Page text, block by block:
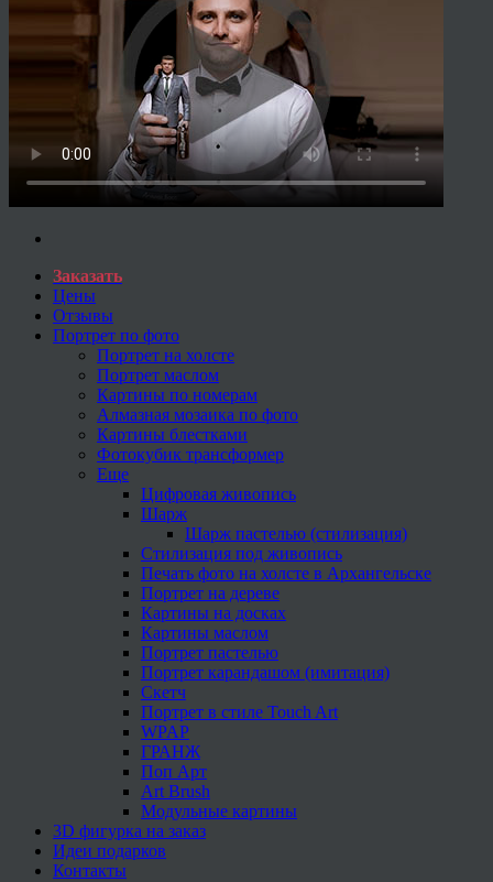
Заказать
Цены
Отзывы
Портрет по фото
Портрет на холсте
Портрет маслом
Картины по номерам
Алмазная мозаика по фото
Картины блестками
Фотокубик трансформер
Еще
Цифровая живопись
Шарж
Шарж пастелью (стилизация)
Стилизация под живопись
Печать фото на холсте в Архангельске
Портрет на дереве
Картины на досках
Картины маслом
Портрет пастелью
Портрет карандашом (имитация)
Скетч
Портрет в стиле Touch Art
WPAP
ГРАНЖ
Поп Арт
Art Brush
Модульные картины
3D фигурка на заказ
Идеи подарков
Контакты